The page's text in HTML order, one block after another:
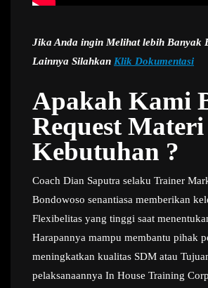
Jika Anda ingin Melihat lebih Banyak
Lainnya Silahkan Klik Dokumentasi
Apakah Kami
Request Materi
Kebutuhan ?
Coach Dian Saputra selaku Trainer
Bondowoso senantiasa memberikan
Flexibelitas yang tinggi saat
Harapannya mampu membantu pihak
meningkatkan kualitas SDM atau
pelaksanaannya In House Training